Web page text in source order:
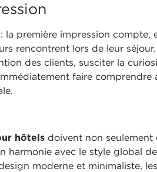
: la première impression compte,
rencontrent lors de leur
des clients, susciter la
faire comprendre
hôtels doivent non seulement
harmonie avec le style global
moderne et minimaliste,